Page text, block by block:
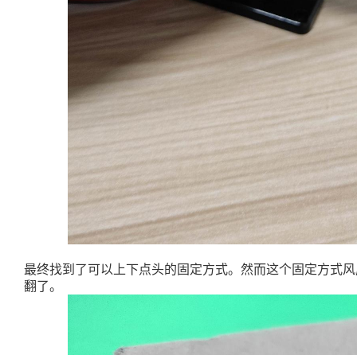
最终找到了可以上下点头的固定方式。然而这个固定方式
翻了。